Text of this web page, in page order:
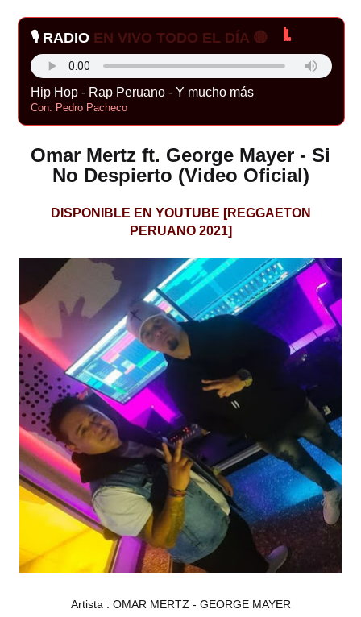
🎙️ RADIO EN VIVO TODO EL DÍA 🔴
Hip Hop - Rap Peruano - Y mucho más
Con: Pedro Pacheco
Omar Mertz ft. George Mayer - Si
No Despierto (Video Oficial)
DISPONIBLE EN YOUTUBE [REGGAETON
PERUANO 2021]
Artista : OMAR MERTZ - GEORGE MAYER